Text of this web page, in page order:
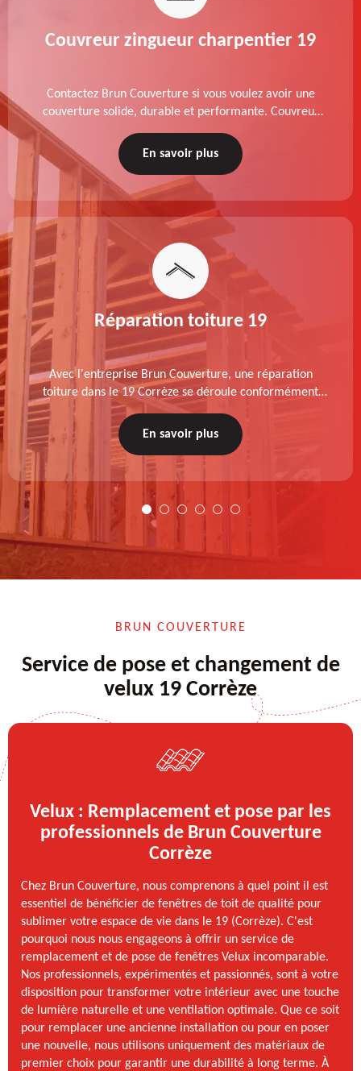
Couvreur zingueur charpentier 19
Contactez Brun Couverture si vous voulez avoir une
couverture solide, durable et performante. Couvreur
zingueur charpentier dans le 19 Corrèze, nos services
de qualité sont accessibles au meilleur prix.
En savoir plus
Réparation toiture 19
Avec l'entreprise Brun Couverture, une réparation
toiture dans le 19 Corrèze se déroule conformément
aux normes : diagnostic au prélable, choix de la
technique à appliquer, test après remise en état.
En savoir plus
BRUN COUVERTURE
Service de pose et changement de
velux 19 Corrèze
Velux : Remplacement et pose par les
professionnels de Brun Couverture
Corrèze
Chez Brun Couverture, nous comprenons à quel point il est
essentiel de bénéficier de fenêtres de toit de qualité pour
sublimer votre espace de vie dans le 19 (Corrèze). C'est
pourquoi nous nous engageons à offrir un service de
remplacement et de pose de fenêtres Velux incomparable.
Nos professionnels, expérimentés et passionnés, sont à votre
disposition pour transformer votre intérieur avec une touche
de lumière naturelle et une ventilation optimale. Que ce soit
pour remplacer une ancienne installation ou pour en poser
une nouvelle, nous utilisons uniquement des matériaux de
premier choix pour garantir une durabilité à long terme. À